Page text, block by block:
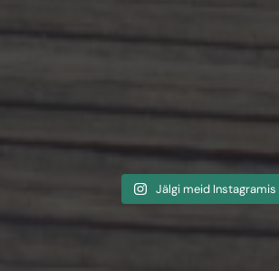
Jälgi meid Instagramis